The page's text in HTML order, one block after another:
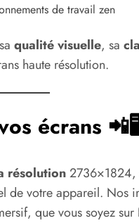
de travail zen
qualité visuelle, sa
haute résolution.
écrans
résolution2736×1824,
de votre appareil. Nos
que vous soyez sur